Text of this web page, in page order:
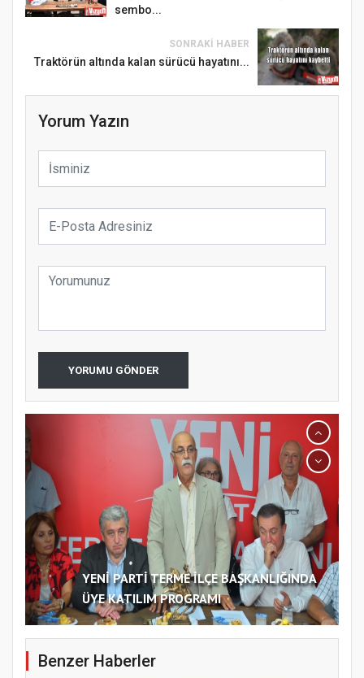
sembo...
SONRAKI HABER
Traktörün altında kalan sürücü hayatını...
Yorum Yazın
YORUMU GÖNDER
YENİ PARTİ TERME İLÇE BAŞKANLIĞINDA
ÜYE KATILIM PROGRAMI
Benzer Haberler